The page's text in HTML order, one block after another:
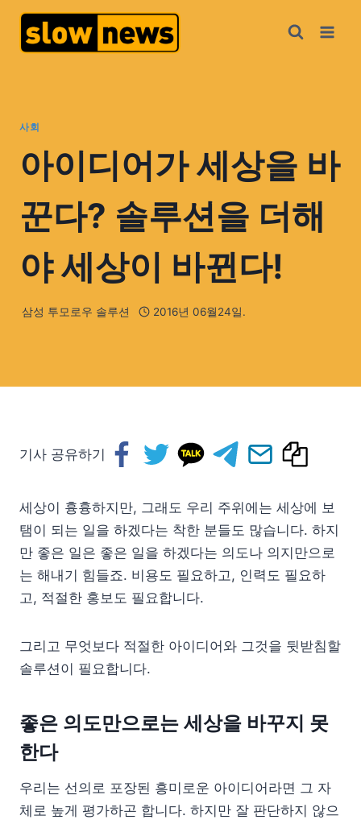
사회
아이디어가 세상을 바
꾼다? 솔루션을 더해
야 세상이 바뀐다!
삼성 투모로우 솔루션 2016년 06월24일.
기사 공유하기
세상이 흉흉하지만, 그래도 우리 주위에는 세상에 보
탬이 되는 일을 하겠다는 착한 분들도 많습니다. 하지
만 좋은 일은 좋은 일을 하겠다는 의도나 의지만으로
는 해내기 힘들죠. 비용도 필요하고, 인력도 필요하
고, 적절한 홍보도 필요합니다.
그리고 무엇보다 적절한 아이디어와 그것을 뒷받침할
솔루션이 필요합니다.
좋은 의도만으로는 세상을 바꾸지 못
한다
우리는 선의로 포장된 흥미로운 아이디어라면 그 자
체로 높게 평가하곤 합니다. 하지만 잘 판단하지 않으